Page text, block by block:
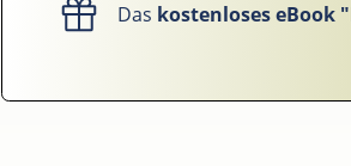
Das kostenloses eBook